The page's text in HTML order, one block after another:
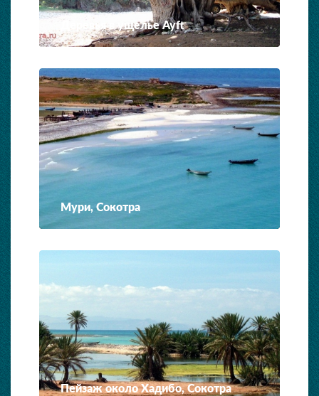
Деревья в ущелье Ayft
Мури, Сокотра
Пейзаж около Хадибо, Сокотра